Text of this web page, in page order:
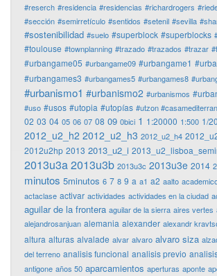
#reserch #residencia #residencias #richardrogers
#sección #semirretículo #sentidos #setenil #sevilla
#sostenibilidad #suelo #superblock #superblocks
#toulouse #townplanning #trazado #trazados #trazar
#urbangame05 #urbangame09 #urbangame1
#urbangames3 #urbangames5 #urbangames8
#urbanismo1 #urbanismo2 #urbanismos
#uso #usos #utopia #utopías #utzon
02 03 04 05 06 07 08 09 0bici 1 1:20000 1:500 1/
2012_u2_h2 2012_u2_h3 2012_u2_h4
2012u2hp 2013 2013_u2_i
2013u3a2013u3b 2013u3c 2013u3e 2014
minutos 5minutos 6 7 8 9 a a1 a2 aalto
actaclase activar actividades actividades en la ciudad
aguilar de la frontera aguilar de la sierra aires vertes
alejandrosanjuan alemania alexander alexandr
altura alturas alvalade alvar alvaro alvaro siza
del terreno analisis funcional analisis previo
antigone años 50 aparcamientos aperturas aponte